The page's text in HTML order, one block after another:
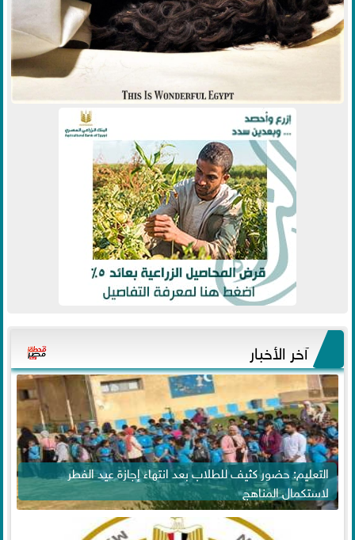
آخر الأخبار
التعليم: حضور كثيف للطلاب بعد انتهاء إجازة عيد الفطر
لاستكمال المناهج